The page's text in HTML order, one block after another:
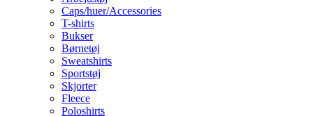
Caps/huer/Accessories
T-shirts
Bukser
Børnetøj
Sweatshirts
Sportstøj
Skjorter
Fleece
Poloshirts